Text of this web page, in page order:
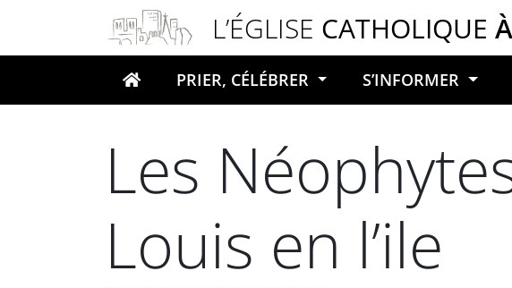
L’ÉGLISE CATHOLIQUE
Votre recherche
PRIER, CÉLÉBRER S’INFORMER
Les
Louis en l’ile
Panneau de gestion des cookies